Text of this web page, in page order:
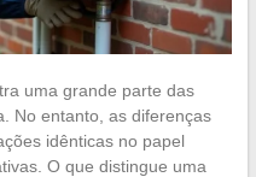
uma grande parte das
No entanto, as diferenças
idênticas no papel
O que distingue uma